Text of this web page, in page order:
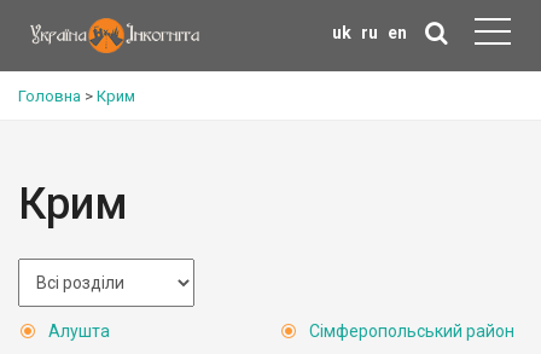
uk ru en
Головна > Крим
Крим
Алушта
Сімферопольський район